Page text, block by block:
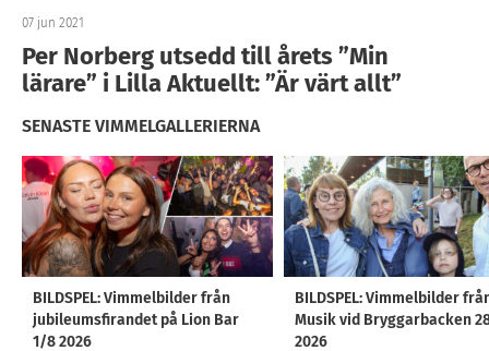
07 jun 2021
Per Norberg utsedd till årets ”Min
lärare” i Lilla Aktuellt: ”Är värt allt”
SENASTE VIMMELGALLERIERNA
BILDSPEL: Vimmelbilder från
jubileumsfirandet på Lion Bar
1/8 2026
BILDSPEL: Vimmelbilder
Musik vid Bryggarbacken
2026